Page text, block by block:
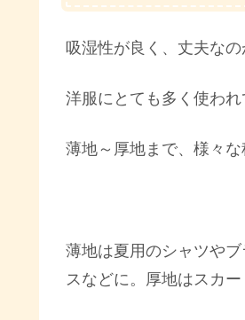
吸湿性が良く、丈夫なの
洋服にとても多く使わ
薄地～厚地まで、様々な
薄地は夏用のシャツや
スなどに。厚地はスカ